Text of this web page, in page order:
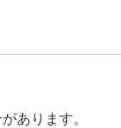
あります。